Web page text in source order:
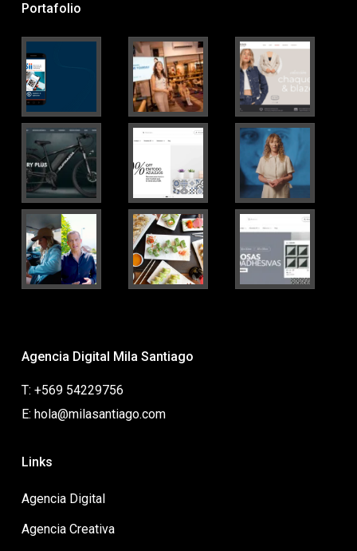
Portafolio
Agencia Digital Mila Santiago
T: +569 54229756
E: hola@milasantiago.com
Links
Agencia Digital
Agencia Creativa